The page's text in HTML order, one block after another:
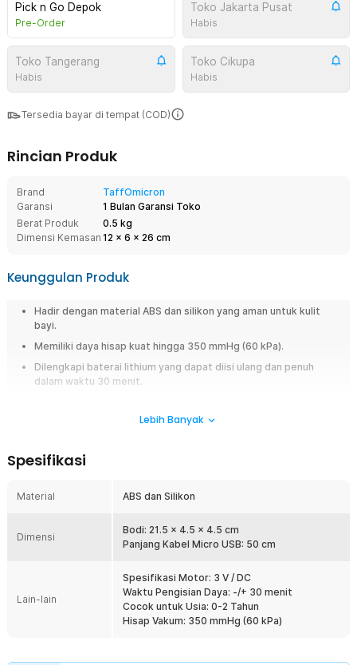
Pick n Go Depok
Pre-Order
Toko Jakarta Pusat
Habis
Toko Tangerang
Habis
Toko Cikupa
Habis
Tersedia bayar di tempat (COD)
Rincian Produk
Brand
TaffOmicron
Garansi
1 Bulan Garansi Toko
Berat Produk
0.5 kg
Dimensi Kemasan 12 x 6 x 26 cm
Keunggulan Produk
Hadir dengan material ABS dan silikon yang aman untuk kulit
bayi.
Memiliki daya hisap kuat hingga 350 mmHg (60 kPa).
Dilengkapi baterai lithium yang dapat diisi ulang dan penuh
dalam waktu 30 menit.
lancar. Alat ini dapat membantu membuang mukus yang ada pada hidung
Pembersih Hidung
Alat ini secara khusus dibuat untuk membersihkan hidung bayi Anda
Bakteri yang di dalamnya juga akan ikut terbuang dengan alat ini.
Aman Digunakan
Dirancang dengan mempertimbangkan keamanan bayi, alat ini
Lebih Banyak
Spesifikasi
Material ABS dan Silikon
Dimensi
Bodi: 21.5 x 4.5 x 4.5 cm
Panjang Kabel Micro USB: 50 cm
Lain-lain
Spesifikasi Motor: 3 V / DC
Waktu Pengisian Daya: -/+ 30 menit
Cocok untuk Usia: 0-2 Tahun
Hisap Vakum: 350 mmHg (60 kPa)